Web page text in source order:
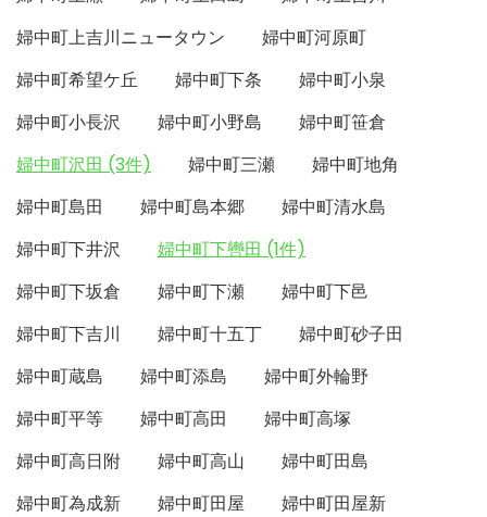
婦中町上吉川ニュータウン
婦中町河原町
婦中町希望ケ丘
婦中町下条
婦中町小泉
婦中町小長沢
婦中町小野島
婦中町笹倉
婦中町沢田 (3件)
婦中町三瀬
婦中町地角
婦中町島田
婦中町島本郷
婦中町清水島
婦中町下井沢
婦中町下轡田 (1件)
婦中町下坂倉
婦中町下瀬
婦中町下邑
婦中町下吉川
婦中町十五丁
婦中町砂子田
婦中町蔵島
婦中町添島
婦中町外輪野
婦中町平等
婦中町高田
婦中町高塚
婦中町高日附
婦中町高山
婦中町田島
婦中町為成新
婦中町田屋
婦中町田屋新